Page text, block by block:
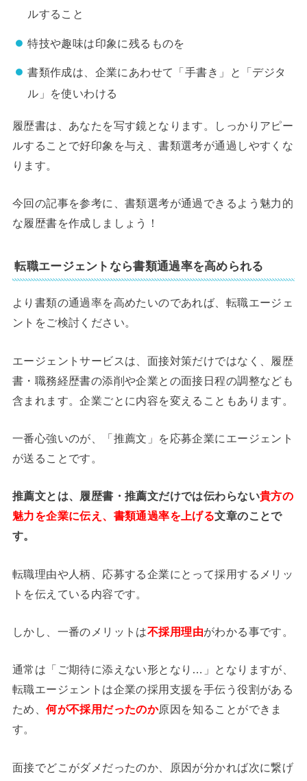
ルすること
特技や趣味は印象に残るものを
書類作成は、企業にあわせて「手書き」と「デジタ
ル」を使いわける
履歴書は、あなたを写す鏡となります。しっかりアピー
ルすることで好印象を与え、書類選考が通過しやすくな
ります。
今回の記事を参考に、書類選考が通過できるよう魅力的
な履歴書を作成しましょう！
転職エージェントなら書類通過率を高められる
より書類の通過率を高めたいのであれば、転職エージェ
ントをご検討ください。
エージェントサービスは、面接対策だけではなく、履歴
書・職務経歴書の添削や企業との面接日程の調整なども
含まれます。企業ごとに内容を変えることもあります。
一番心強いのが、「推薦文」を応募企業にエージェント
が送ることです。
推薦文とは、履歴書・推薦文だけでは伝わらない貴方の
魅力を企業に伝え、書類通過率を上げる文章のことで
す。
転職理由や人柄、応募する企業にとって採用するメリッ
トを伝えている内容です。
しかし、一番のメリットは不採用理由がわかる事です。
通常は「ご期待に添えない形となり…」となりますが、
転職エージェントは企業の採用支援を手伝う役割がある
ため、何が不採用だったのか原因を知ることができま
す。
面接でどこがダメだったのか、原因が分かれば次に繋げ